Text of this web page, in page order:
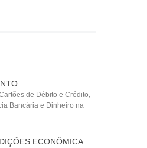
de Débito e Crédito,
Bancária e Dinheiro na
ECONÔMICA